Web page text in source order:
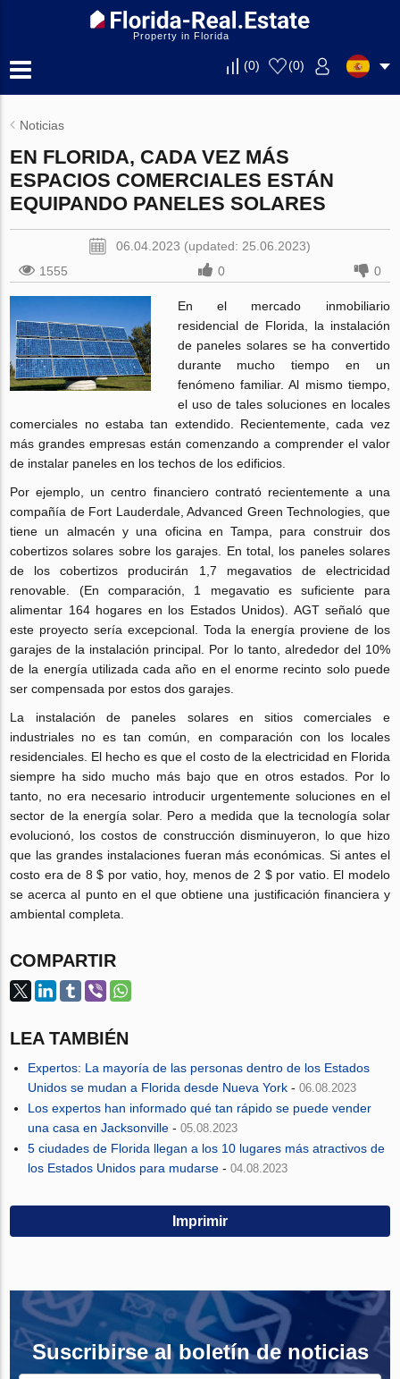
Property in Florida
(0) (0)
Noticias
EN FLORIDA, CADA VEZ MÁS
ESPACIOS COMERCIALES ESTÁN
EQUIPANDO PANELES SOLARES
06.04.2023 (updated: 25.06.2023)
1555
0 0
En el mercado inmobiliario
residencial de Florida, la instalación
de paneles solares se ha convertido
durante mucho tiempo en un
fenómeno familiar. Al mismo tiempo,
el uso de tales soluciones en locales
comerciales no estaba tan extendido. Recientemente, cada vez
más grandes empresas están comenzando a comprender el valor
de instalar paneles en los techos de los edificios.
Por ejemplo, un centro financiero contrató recientemente a una
compañía de Fort Lauderdale, Advanced Green Technologies, que
tiene un almacén y una oficina en Tampa, para construir dos
cobertizos solares sobre los garajes. En total, los paneles solares
de los cobertizos producirán 1,7 megavatios de electricidad
renovable. (En comparación, 1 megavatio es suficiente para
alimentar 164 hogares en los Estados Unidos). AGT señaló que
este proyecto sería excepcional. Toda la energía proviene de los
garajes de la instalación principal. Por lo tanto, alrededor del 10%
de la energía utilizada cada año en el enorme recinto solo puede
ser compensada por estos dos garajes.
La instalación de paneles solares en sitios comerciales e
industriales no es tan común, en comparación con los locales
residenciales. El hecho es que el costo de la electricidad en Florida
siempre ha sido mucho más bajo que en otros estados. Por lo
tanto, no era necesario introducir urgentemente soluciones en el
sector de la energía solar. Pero a medida que la tecnología solar
evolucionó, los costos de construcción disminuyeron, lo que hizo
que las grandes instalaciones fueran más económicas. Si antes el
costo era de 8 $ por vatio, hoy, menos de 2 $ por vatio. El modelo
se acerca al punto en el que obtiene una justificación financiera y
ambiental completa.
COMPARTIR
LEA TAMBIÉN
Expertos: La mayoría de las personas dentro de los Estados
Unidos se mudan a Florida desde Nueva York -06.08.2023
Los expertos han informado qué tan rápido se puede vender
una casa en Jacksonville -05.08.2023
5 ciudades de Florida llegan a los 10 lugares más atractivos de
los Estados Unidos para mudarse -04.08.2023
Imprimir
Suscribirse al boletín de noticias